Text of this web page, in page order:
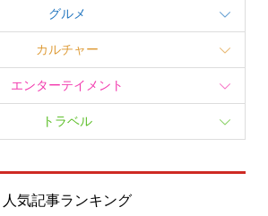
グルメ
カルチャー
エンターテイメント
トラベル
人気記事ランキング